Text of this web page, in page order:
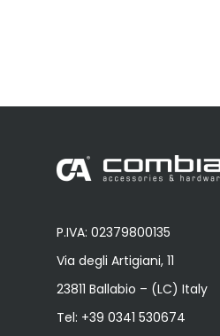
P.IVA: 02379800135
Via degli Artigiani, 11
23811 Ballabio – (LC) Italy
Tel: +39 0341 530674